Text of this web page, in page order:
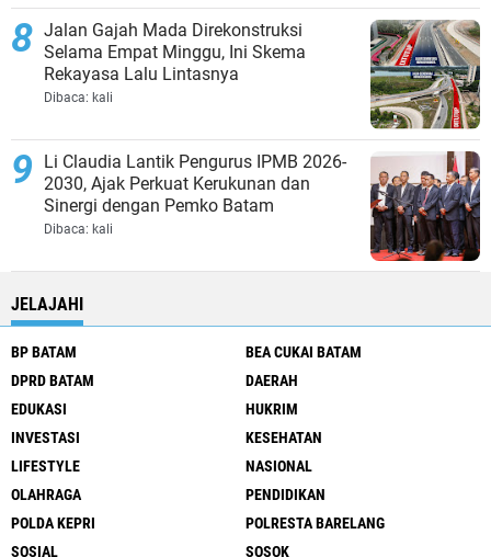
Jalan Gajah Mada Direkonstruksi
Selama Empat Minggu, Ini Skema
Rekayasa Lalu Lintasnya
Dibaca: kali
Li Claudia Lantik Pengurus IPMB 2026-
2030, Ajak Perkuat Kerukunan dan
Sinergi dengan Pemko Batam
Dibaca: kali
JELAJAHI
BP BATAM
BEA CUKAI BATAM
DPRD BATAM
DAERAH
EDUKASI
HUKRIM
INVESTASI
KESEHATAN
LIFESTYLE
NASIONAL
OLAHRAGA
PENDIDIKAN
POLDA KEPRI
POLRESTA BARELANG
SOSIAL
SOSOK